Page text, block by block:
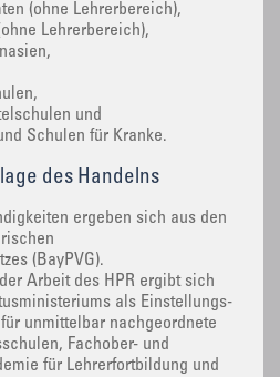
(ohne Lehrerbereich),
Lehrerbereich),
und
Schulen für Kranke.
des Handelns
ergeben sich aus den
(BayPVG).
Arbeit des HPR ergibt sich
als Einstellungs-
unmittelbar nachgeordnete
Fachober- und
für Lehrerfortbildung und